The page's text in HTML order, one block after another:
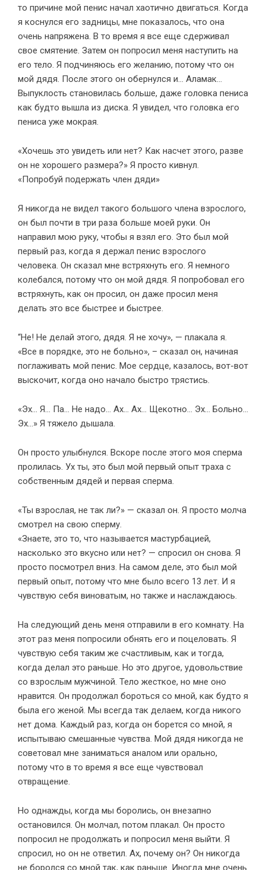
то причине мой пенис начал хаотично двигаться. Когда
я коснулся его задницы, мне показалось, что она
очень напряжена. В то время я все еще сдерживал
свое смятение. Затем он попросил меня наступить на
его тело. Я подчиняюсь его желанию, потому что он
мой дядя. После этого он обернулся и… Аламак…
Выпуклость становилась больше, даже головка пениса
как будто вышла из диска. Я увидел, что головка его
пениса уже мокрая.
«Хочешь это увидеть или нет? Как насчет этого, разве
он не хорошего размера?» Я просто кивнул.
«Попробуй подержать член дяди»
Я никогда не видел такого большого члена взрослого,
он был почти в три раза больше моей руки. Он
направил мою руку, чтобы я взял его. Это был мой
первый раз, когда я держал пенис взрослого
человека. Он сказал мне встряхнуть его. Я немного
колебался, потому что он мой дядя. Я попробовал его
встряхнуть, как он просил, он даже просил меня
делать это все быстрее и быстрее.
“Не! Не делай этого, дядя. Я не хочу», — плакала я.
«Все в порядке, это не больно», – сказал он, начиная
поглаживать мой пенис. Мое сердце, казалось, вот-вот
выскочит, когда оно начало быстро трястись.
«Эх… Я… Па… Не надо… Ах… Ах… Щекотно… Эх… Больно…
Эх…» Я тяжело дышала.
Он просто улыбнулся. Вскоре после этого моя сперма
пролилась. Ух ты, это был мой первый опыт траха с
собственным дядей и первая сперма.
«Ты взрослая, не так ли?» — сказал он. Я просто молча
смотрел на свою сперму.
«Знаете, это то, что называется мастурбацией,
насколько это вкусно или нет? — спросил он снова. Я
просто посмотрел вниз. На самом деле, это был мой
первый опыт, потому что мне было всего 13 лет. И я
чувствую себя виноватым, но также и наслаждаюсь.
На следующий день меня отправили в его комнату. На
этот раз меня попросили обнять его и поцеловать. Я
чувствую себя таким же счастливым, как и тогда,
когда делал это раньше. Но это другое, удовольствие
со взрослым мужчиной. Тело жесткое, но мне оно
нравится. Он продолжал бороться со мной, как будто я
была его женой. Мы всегда так делаем, когда никого
нет дома. Каждый раз, когда он борется со мной, я
испытываю смешанные чувства. Мой дядя никогда не
советовал мне заниматься аналом или орально,
потому что в то время я все еще чувствовал
отвращение.
Но однажды, когда мы боролись, он внезапно
остановился. Он молчал, потом плакал. Он просто
попросил не продолжать и попросил меня выйти. Я
спросил, но он не ответил. Ах, почему он? Он никогда
не боролся со мной так, как раньше. Иногда мне очень